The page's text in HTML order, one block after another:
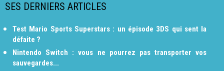
SES DERNIERS ARTICLES
Test Mario Sports Superstars : un épisode 3DS qui sent la
défaite ?
Nintendo Switch : vous ne pourrez pas transporter vos
sauvegardes...